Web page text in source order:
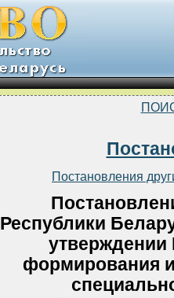
Постановления
Республики
утверждении
формирования